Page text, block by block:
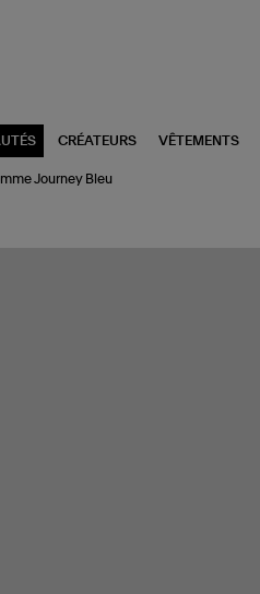
CRÉATEURS VÊTEMENTS
Journey Bleu